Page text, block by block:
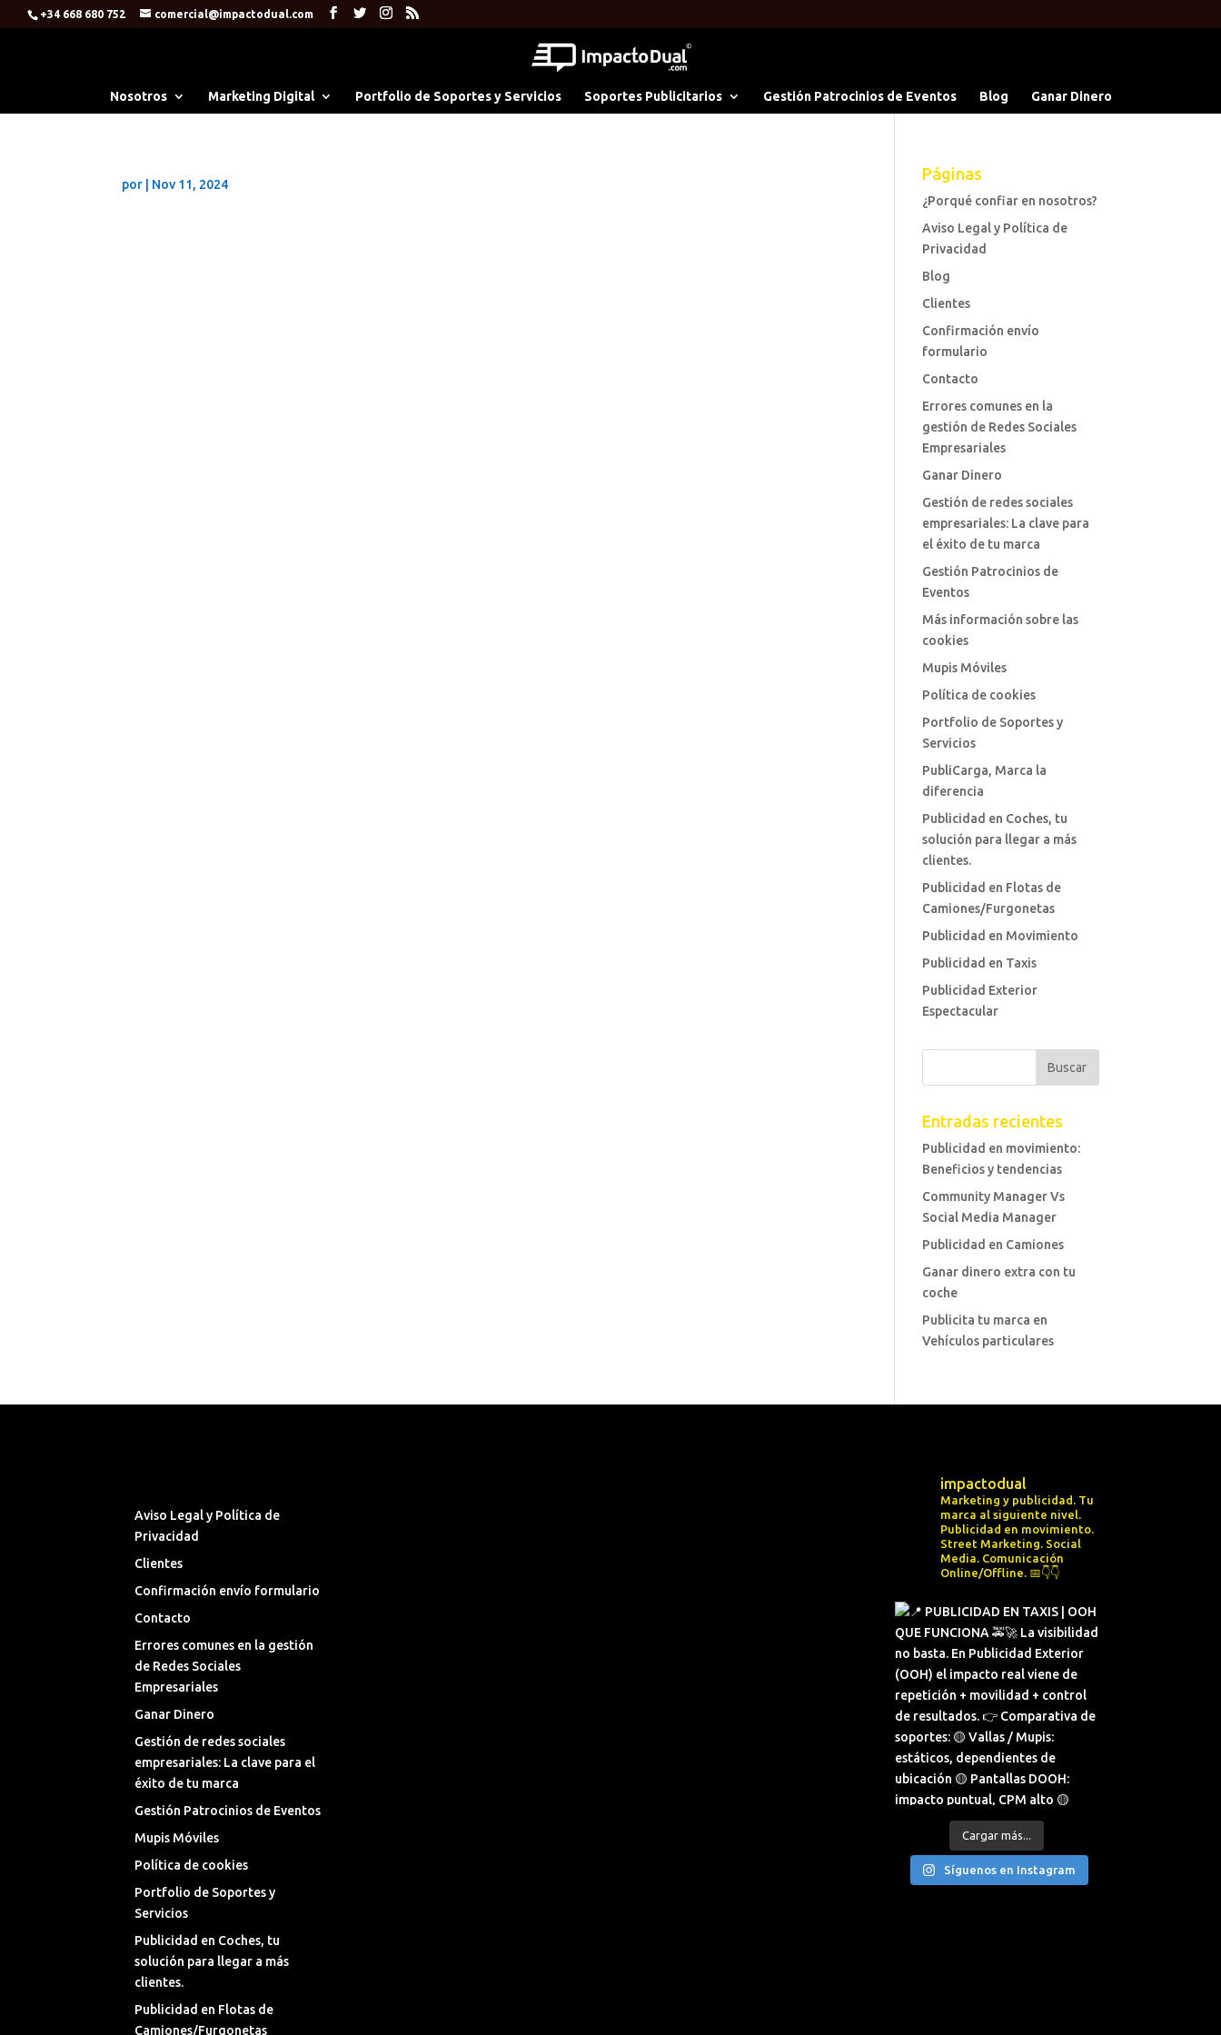
+34 668 680 752 comercial@impactodual.com
Nosotros Marketing Digital Portfolio de Soportes y Servicios Soportes Publicitarios Gestión Patrocinios de Eventos Blog Ganar Dinero
por Nov 11, 2024
Páginas
¿Porqué confiar en nosotros?
Aviso Legal y Política de
Privacidad
Blog
Clientes
Confirmación envío
formulario
Contacto
Errores comunes en la
gestión de Redes Sociales
Empresariales
Ganar Dinero
Gestión de redes sociales
empresariales: La clave para
el éxito de tu marca
Gestión Patrocinios de
Eventos
Más información sobre las
cookies
Mupis Móviles
Política de cookies
Portfolio de Soportes y
Servicios
PubliCarga, Marca la
diferencia
Publicidad en Coches, tu
solución para llegar a más
clientes.
Publicidad en Flotas de
Camiones/Furgonetas
Publicidad en Movimiento
Publicidad en Taxis
Publicidad Exterior
Espectacular
Entradas recientes
Publicidad en movimiento:
Beneficios y tendencias
Community Manager Vs
Social Media Manager
Publicidad en Camiones
Ganar dinero extra con tu
coche
Publicita tu marca en
Vehículos particulares
Aviso Legal y Política de
Privacidad
Clientes
Confirmación envío formulario
Contacto
Errores comunes en la gestión
de Redes Sociales
Empresariales
Ganar Dinero
Gestión de redes sociales
empresariales: La clave para el
éxito de tu marca
Gestión Patrocinios de Eventos
Mupis Móviles
Política de cookies
Portfolio de Soportes y
Servicios
Publicidad en Coches, tu
solución para llegar a más
clientes.
Publicidad en Flotas de
Camiones/Furgonetas
impactodual
Marketing y publicidad. Tu
marca al siguiente nivel.
Publicidad en movimiento.
Street Marketing. Social
Media. Comunicación
Online/Offline. 📅👇👇
Cargar más...
Síguenos en Instagram